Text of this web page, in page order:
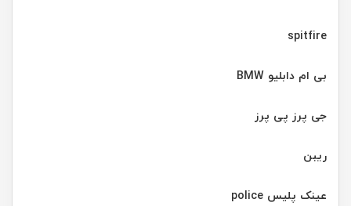
spitfire
بی ام دابلیو BMW
جی پرز پی پرز
ریبن
عینک پلیس police